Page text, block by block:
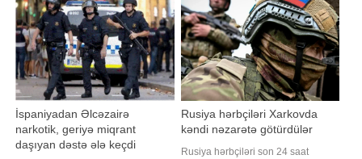
Mütəxəssisin bu vəzifəyə təyinatı
qurumun nizamnaməsinə əsasən,
KFF İcraiyyə Komitəsini
çevirməklə
İspaniyadan Əlcəzairə
narkotik, geriyə miqrant
daşıyan dəstə ələ keçdi
Rusiya hərbçiləri Xarkovda
kəndi nəzarətə götürdülər
Rusiya hərbçiləri son 24 saat